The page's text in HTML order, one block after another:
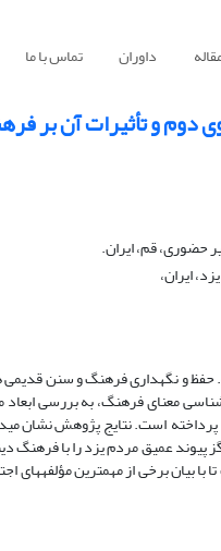
داوران تماس با ما
دوم و تأثیرات آن بر
ایران،
و نگهداری فرهنگ و سنن قدیمی
معنای فرهنگ، به بررسی
پرداخته است. نتایج پژوهش نشان
پیوند عمیق مردم یزد را با فرهنگ
برخی از مهم­ترین مؤلفه­های